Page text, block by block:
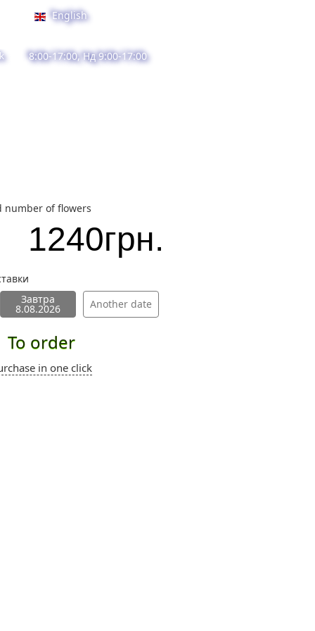
English
8:00-17:00, Нд 9:00-17:00
number of flowers
1240грн.
Завтра
8.08.2026 Another date
To order
in one click